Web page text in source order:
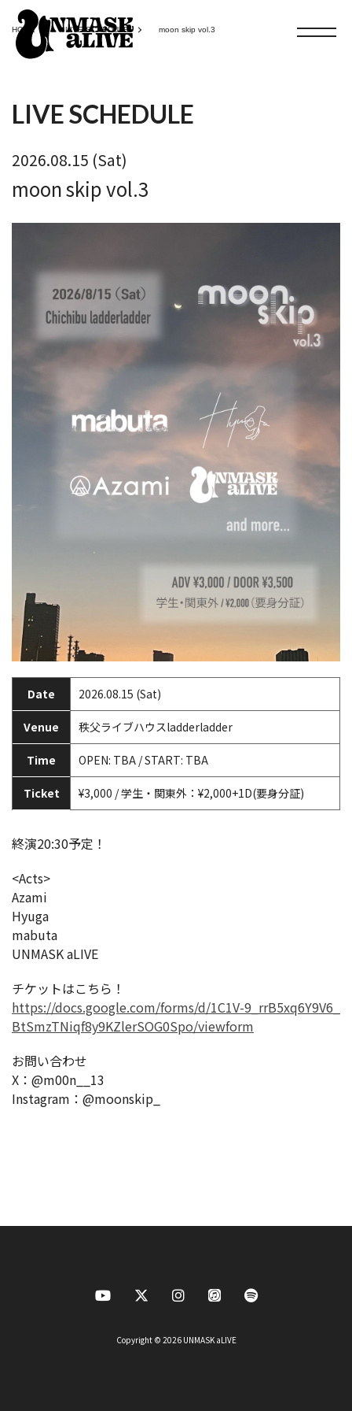
HOME LIVE SCHEDULE moon skip vol.3
LIVE SCHEDULE
2026.08.15 (Sat)
moon skip vol.3
Date 2026.08.15 (Sat)
Venue 秩父ライブハウスladderladder
Time OPEN: TBA / START: TBA
Ticket ¥3,000 / 学生・関東外：¥2,000+1D(要身分証)
終演20:30予定！
<Acts>
Azami
Hyuga
mabuta
UNMASK aLIVE
チケットはこちら！
https://docs.google.com/forms/d/1C1V-9_rrB5xq6Y9V6_
BtSmzTNiqf8y9KZlerSOG0Spo/viewform
お問い合わせ
X：@m00n__13
Instagram：@moonskip_
Copyright © 2026 UNMASK aLIVE